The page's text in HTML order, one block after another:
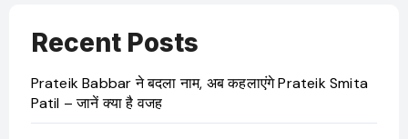
Recent Posts
Prateik Babbar ने बदला नाम, अब कहलाएंगे Prateik Smita
Patil – जानें क्या है वजह